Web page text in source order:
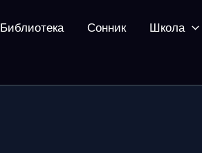
Библиотека Сонник Школа